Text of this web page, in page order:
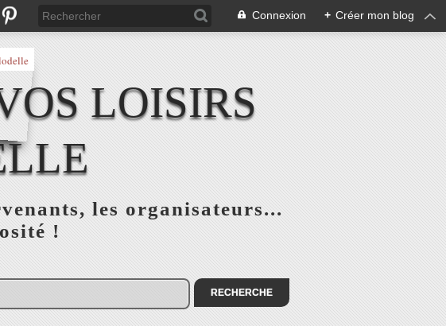
Connexion + Créer mon blog
LOISIRS
les organisateurs...
!